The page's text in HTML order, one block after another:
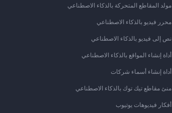
مولد المقاطع المتحركة بالذكاء الاصطناعي
محرر فيديو بالذكاء الاصطناعي
نص إلى فيديو بالذكاء الاصطناعي
أداة إنشاء المواقع بالذكاء الاصطناعي
أداة إنشاء أسماء شركات
منئ مقاطع تيك توك بالذكاء الاصطناعي
أفكار فيديوهات يوتيوب